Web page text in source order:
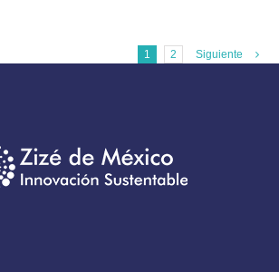
1 2 Siguiente